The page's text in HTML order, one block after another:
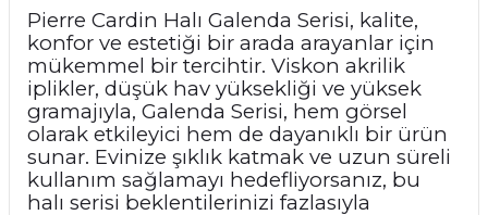
Pierre Cardin Halı Galenda Serisi, kalite,
konfor ve estetiği bir arada arayanlar için
mükemmel bir tercihtir. Viskon akrilik
iplikler, düşük hav yüksekliği ve yüksek
gramajıyla, Galenda Serisi, hem görsel
olarak etkileyici hem de dayanıklı bir ürün
sunar. Evinize şıklık katmak ve uzun süreli
kullanım sağlamayı hedefliyorsanız, bu
halı serisi beklentilerinizi fazlasıyla